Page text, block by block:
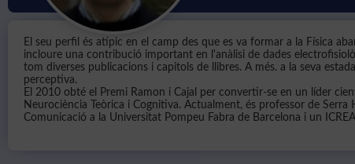
El seu perfil és atípic en el camp des que es va formar a la Física
incloure una contribució important en l'anàlisi de dades
tom diverses publicacions i capitols de llibres. A més. a la seva
perceptiva.
El 2010 obté el Premi Ramon i Cajal per convertir-se en un líder
Neurociència Teòrica i Cognitiva. Actualment, és professor de
Comunicació a la Universitat Pompeu Fabra de Barcelona i un